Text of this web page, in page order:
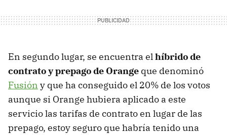
En segundo lugar, se encuentra elhíbrido de
contrato y prepago de Orange que denominó
Fusión y que ha conseguido el 20% de los votos
aunque si Orange hubiera aplicado a este
servicio las tarifas de contrato en lugar de las
prepago, estoy seguro que habría tenido una